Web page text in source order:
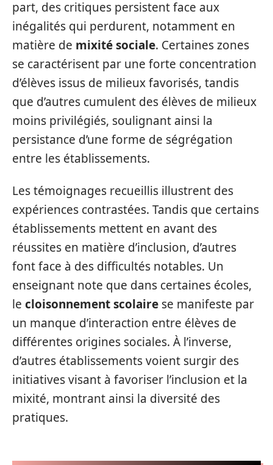
part, des critiques persistent face aux
inégalités qui perdurent, notamment en
matière de mixité sociale. Certaines zones
se caractérisent par une forte concentration
d’élèves issus de milieux favorisés, tandis
que d’autres cumulent des élèves de milieux
moins privilégiés, soulignant ainsi la
persistance d’une forme de ségrégation
entre les établissements.
Les témoignages recueillis illustrent des
expériences contrastées. Tandis que certains
établissements mettent en avant des
réussites en matière d’inclusion, d’autres
font face à des difficultés notables. Un
enseignant note que dans certaines écoles,
le cloisonnement scolaire se manifeste par
un manque d’interaction entre élèves de
différentes origines sociales. À l’inverse,
d’autres établissements voient surgir des
initiatives visant à favoriser l’inclusion et la
mixité, montrant ainsi la diversité des
pratiques.